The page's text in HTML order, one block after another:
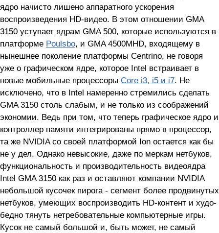
ядро начисто лишено аппаратного ускорения
воспроизведения HD-видео. В этом отношении GMA
3150 уступает ядрам GMA 500, которые используются в
платформе Poulsbo, и GMA 4500MHD, входящему в
нынешнее поколение платформы Centrino, не говоря
уже о графическом ядре, которое Intel встраивает в
новые мобильные процессоры Core i3, i5 и i7. Не
исключено, что в Intel намеренно стремились сделать
GMA 3150 столь слабым, и не только из соображений
экономии. Ведь при том, что теперь графическое ядро и
контроллер памяти интегрированы прямо в процессор,
та же NVIDIA со своей платформой Ion остается как бы
не у дел. Однако невысокие, даже по меркам нетбуков,
функциональность и производительность видеоядра
Intel GMA 3150 как раз и оставляют компании NVIDIA
небольшой кусочек пирога - сегмент более продвинутых
нетбуков, умеющих воспроизводить HD-контент и худо-
бедно тянуть нетребовательные компьютерные игры.
Кусок не самый большой и, быть может, не самый